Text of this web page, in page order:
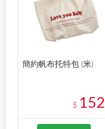
簡約帆布托特包 (米)
$ 152